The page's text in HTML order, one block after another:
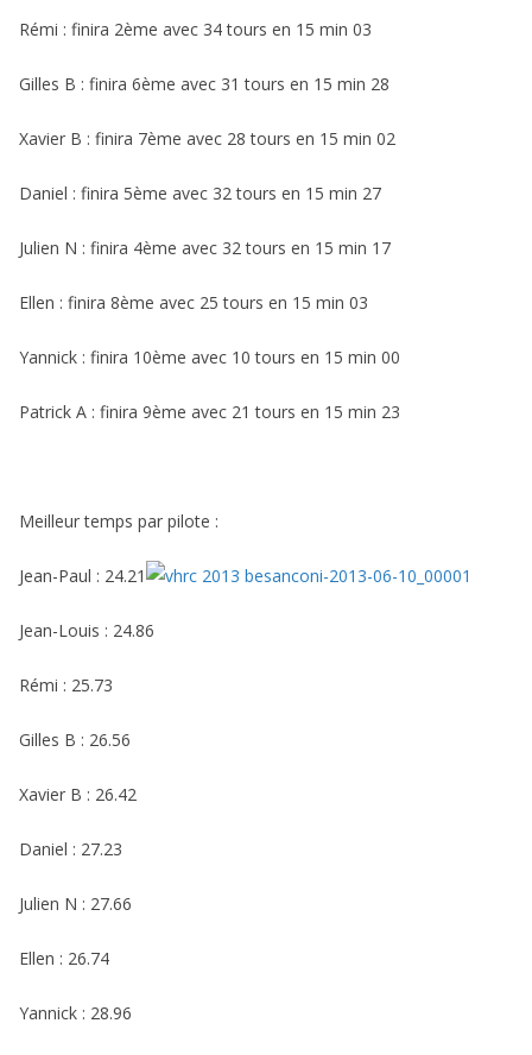
Rémi : finira 2ème avec 34 tours en 15 min 03
Gilles B : finira 6ème avec 31 tours en 15 min 28
Xavier B : finira 7ème avec 28 tours en 15 min 02
Daniel : finira 5ème avec 32 tours en 15 min 27
Julien N : finira 4ème avec 32 tours en 15 min 17
Ellen : finira 8ème avec 25 tours en 15 min 03
Yannick : finira 10ème avec 10 tours en 15 min 00
Patrick A : finira 9ème avec 21 tours en 15 min 23
Meilleur temps par pilote :
Jean-Paul : 24.21
Jean-Louis : 24.86
Rémi : 25.73
Gilles B : 26.56
Xavier B : 26.42
Daniel : 27.23
Julien N : 27.66
Ellen : 26.74
Yannick : 28.96